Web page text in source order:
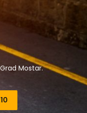
Mostar.